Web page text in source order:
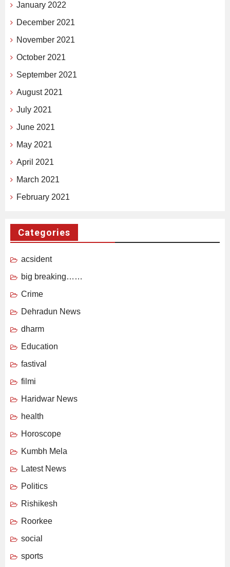
January 2022
December 2021
November 2021
October 2021
September 2021
August 2021
July 2021
June 2021
May 2021
April 2021
March 2021
February 2021
Categories
acsident
big breaking……
Crime
Dehradun News
dharm
Education
fastival
filmi
Haridwar News
health
Horoscope
Kumbh Mela
Latest News
Politics
Rishikesh
Roorkee
social
sports